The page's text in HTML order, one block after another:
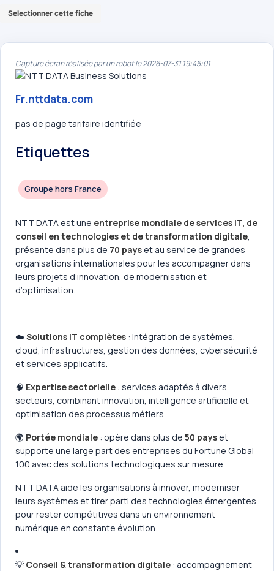
Selectionner cette fiche
Capture écran réalisée par un robot le 2026-07-31 19:45:01
Fr.nttdata.com
pas de page tarifaire identifiée
Etiquettes
Groupe hors France
NTT DATA est une entreprise mondiale de services IT, de
conseil en technologies et de transformation digitale
présente dans plus de 70 pays et au service de grandes
organisations internationales pour les accompagner dans
leurs projets d’innovation, de modernisation et
d’optimisation.
☁️ Solutions IT complètes : intégration de systèmes,
cloud, infrastructures, gestion des données, cybersécurité
et services applicatifs.
🧠 Expertise sectorielle : services adaptés à divers
secteurs, combinant innovation, intelligence artificielle et
optimisation des processus métiers.
🌍 Portée mondiale : opère dans plus de 50 pays et
supporte une large part des entreprises du Fortune Global
100 avec des solutions technologiques sur mesure.
NTT DATA aide les organisations à innover, moderniser
leurs systèmes et tirer parti des technologies émergentes
pour rester compétitives dans un environnement
numérique en constante évolution.
💡 Conseil & transformation digitale : accompagnement